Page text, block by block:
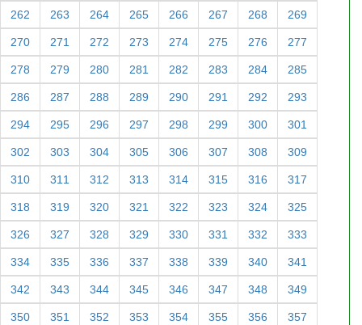
262 263 264 265 266 267 268 269
270 271 272 273 274 275 276 277
278 279 280 281 282 283 284 285
286 287 288 289 290 291 292 293
294 295 296 297 298 299 300 301
302 303 304 305 306 307 308 309
310 311 312 313 314 315 316 317
318 319 320 321 322 323 324 325
326 327 328 329 330 331 332 333
334 335 336 337 338 339 340 341
342 343 344 345 346 347 348 349
350 351 352 353 354 355 356 357